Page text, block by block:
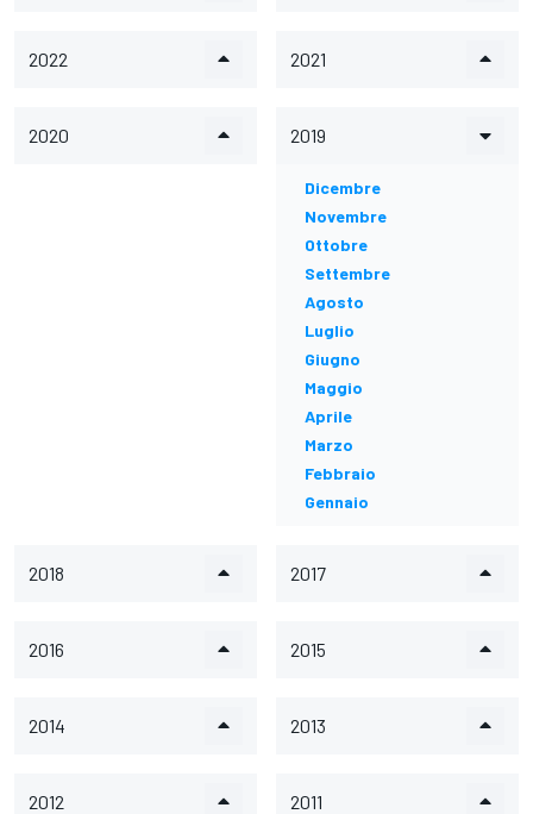
2022 2021
2020 2019
Dicembre
Novembre
Ottobre
Settembre
Agosto
Luglio
Giugno
Maggio
Aprile
Marzo
Febbraio
Gennaio
2018 2017
2016 2015
2014 2013
2012 2011